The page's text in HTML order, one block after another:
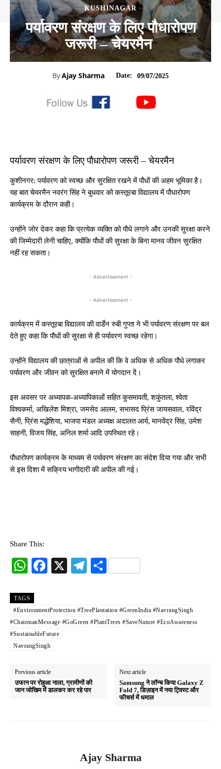
KUSHINAGAR
पर्यावरण संरक्षण के लिए पौधारोपण
जरूरी – चेयरमैन
ByAjay Sharma Date: 09/07/2025
पर्यावरण संरक्षण के लिए पौधारोपण जरूरी – चेयरमैन
कुशीनगर: पर्यावरण को स्वच्छ और सुरक्षित रखने में पौधों की अहम भूमिका है।
यह बात चेयरमैन नवरंग सिंह ने बुधवार को कस्तूरबा विद्यालय में पौधारोपण
कार्यक्रम के दौरान कही।
उन्होंने जोर देकर कहा कि प्रत्येक व्यक्ति को पौधे लगाने और उनकी सुरक्षा करने
की जिम्मेदारी लेनी चाहिए, क्योंकि पौधों की सुरक्षा के बिना मानव जीवन सुरक्षित
नहीं रह सकता।
- Advertisement -
- Advertisement -
कार्यक्रम में कस्तूरबा विद्यालय की वार्डेन रुबी गुप्ता ने भी पर्यावरण संरक्षण पर बल
देते हुए कहा कि पौधों की सुरक्षा से ही पर्यावरण स्वच्छ रहेगा।
उन्होंने विद्यालय की छात्राओं से अपील की कि वे अधिक से अधिक पौधे लगाकर
पर्यावरण और जीवन को सुरक्षित बनाने में योगदान दें।
इस अवसर पर अध्यापक-अध्यापिकाओं सहित कुसमावती, शकुंतला, श्वेता
विश्वकर्मा, अखिलेश मिश्रा, जमसेद आलम, सभासद प्रिंस जायसवाल, रविंद्र
सैनी, प्रिंस मद्धेशिया, भाजपा मंडल अध्यक्ष अदालत आर्य, मानवेंद्र सिंह, उमेश
साहनी, विजय सिंह, अनिल शर्मा आदि उपस्थित रहे।
पौधारोपण कार्यक्रम के माध्यम से पर्यावरण संरक्षण का संदेश दिया गया और सभी
से इस दिशा में सक्रिय भागीदारी की अपील की गई।
Share This:
W
ts
A
pp
Fa
ok
X
Te
a
m
S
TAGS
#EnvironmentProtection #TreePlantation #GreenIndia #NavrangSingh
#ChairmanMessage #GoGreen #PlantTrees #SaveNature #EcoAwareness
#SustainableFuture
NavrangSingh
Previous article
उफान पर रोहुआ नाला, ग्रामीणों की
जान जोखिम में डालकर कर रहे पार
Next article
Samsung ने लॉन्च किया Galaxy Z
Fold 7, डिज़ाइन में नया ट्विस्ट और
फीचर्स में धमाल
Ajay Sharma